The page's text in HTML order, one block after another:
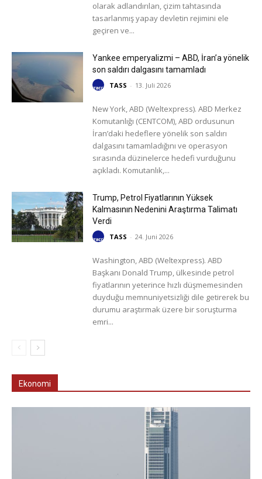
olarak adlandırılan, çizim tahtasında
tasarlanmış yapay devletin rejimini ele
geçiren ve...
Yankee emperyalizmi – ABD, İran’a yönelik
son saldırı dalgasını tamamladı
TASS - 13. Juli 2026
New York, ABD (Weltexpress). ABD Merkez
Komutanlığı (CENTCOM), ABD ordusunun
İran’daki hedeflere yönelik son saldırı
dalgasını tamamladığını ve operasyon
sırasında düzinelerce hedefi vurduğunu
açıkladı. Komutanlık,...
Trump, Petrol Fiyatlarının Yüksek
Kalmasının Nedenini Araştırma Talimatı
Verdi
TASS - 24. Juni 2026
Washington, ABD (Weltexpress). ABD
Başkanı Donald Trump, ülkesinde petrol
fiyatlarının yeterince hızlı düşmemesinden
duyduğu memnuniyetsizliği dile getirerek bu
durumu araştırmak üzere bir soruşturma
emri...
Ekonomi